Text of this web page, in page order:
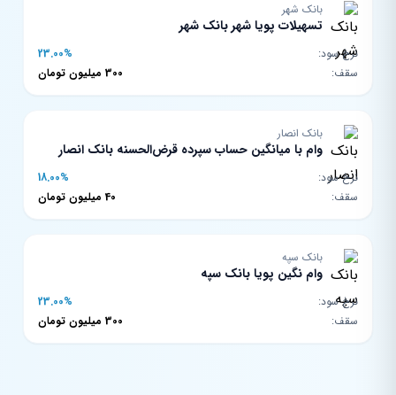
بانک شهر
تسهیلات پویا شهر بانک شهر
نرخ سود:
23.00%
سقف:
300 میلیون تومان
بانک انصار
وام با میانگین حساب سپرده قرض‌الحسنه بانک انصار
نرخ سود:
18.00%
سقف:
40 میلیون تومان
بانک سپه
وام نگین پویا بانک سپه
نرخ سود:
23.00%
سقف:
300 میلیون تومان